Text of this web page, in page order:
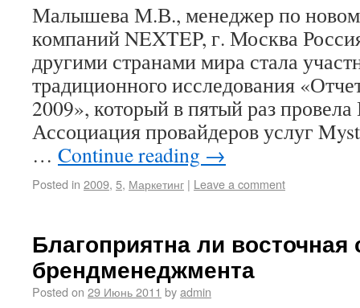
Малышева М.В., менеджер по
компаний NEXTEP, г. Москва
другими странами мира стала
традиционного исследования
2009», который в пятый раз
Ассоциация провайдеров услуг
… Continue reading →
Posted in 2009, 5, Маркетинг | Leave a comment
Благоприятна ли восточная
бренд­менеджмента
Posted on 29 Июнь 2011 byadmin